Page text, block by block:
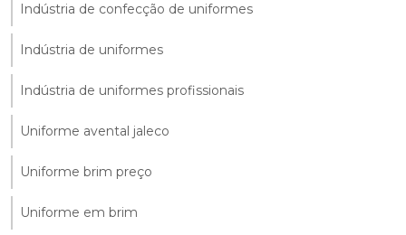
Indústria de confecção de uniformes
Indústria de uniformes
Indústria de uniformes profissionais
Uniforme avental jaleco
Uniforme brim preço
Uniforme em brim